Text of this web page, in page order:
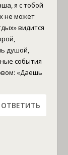
я с тобой
не может
видится
душой,
события
«Даешь
ОТВЕТИТЬ